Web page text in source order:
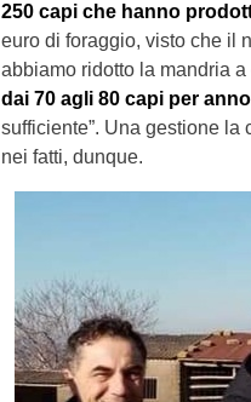
250 capi che hanno
euro di foraggio, visto che il
abbiamo ridotto la mandria
dai 70 agli 80 capi per anno
sufficiente”. Una gestione la
nei fatti, dunque.